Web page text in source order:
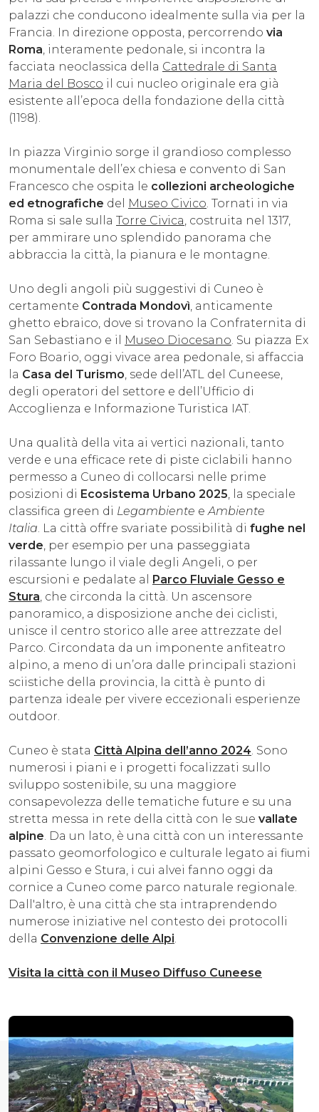
palazzi che conducono idealmente sulla via per la
Francia. In direzione opposta, percorrendo via
Roma, interamente pedonale, si incontra la
facciata neoclassica della Cattedrale di Santa
Maria del Bosco il cui nucleo originale era già
esistente all’epoca della fondazione della città
(1198).
In piazza Virginio sorge il grandioso complesso
monumentale dell’ex chiesa e convento di San
Francesco che ospita le collezioni archeologiche
ed etnografiche del Museo Civico. Tornati in via
Roma si sale sulla Torre Civica, costruita nel 1317,
per ammirare uno splendido panorama che
abbraccia la città, la pianura e le montagne.
Uno degli angoli più suggestivi di Cuneo è
certamente Contrada Mondovì, anticamente
ghetto ebraico, dove si trovano la Confraternita di
San Sebastiano e il
Museo Diocesano. Su piazza Ex
Foro Boario, oggi vivace area pedonale, si affaccia
la Casa del Turismo, sede dell’ATL del Cuneese,
degli operatori del settore e dell’Ufficio di
Accoglienza e Informazione Turistica IAT.
Una qualità della vita ai vertici nazionali, tanto
verde e una efficace rete di piste ciclabili hanno
permesso a Cuneo di collocarsi nelle prime
posizioni di Ecosistema Urbano 2025, la speciale
classifica green di Legambiente eAmbiente
Italia. La città offre svariate possibilità di fughe nel
verde, per esempio per una passeggiata
rilassante lungo il viale degli Angeli, o per
escursioni e pedalate al
Parco Fluviale Gesso e
Stura, che circonda la città. Un ascensore
panoramico, a disposizione anche dei ciclisti,
unisce il centro storico alle aree attrezzate del
Parco. Circondata da un imponente anfiteatro
alpino, a meno di un’ora dalle principali stazioni
sciistiche della provincia, la città è punto di
partenza ideale per vivere eccezionali esperienze
outdoor.
Cuneo è stata Città Alpina dell’anno 2024. Sono
numerosi i piani e i progetti focalizzati sullo
sviluppo sostenibile, su una maggiore
consapevolezza delle tematiche future e su una
stretta messa in rete della città con le sue vallate
alpine. Da un lato, è una città con un interessante
passato geomorfologico e culturale legato ai fiumi
alpini Gesso e Stura, i cui alvei fanno oggi da
cornice a Cuneo come parco naturale regionale.
Dall'altro, è una città che sta intraprendendo
numerose iniziative nel contesto dei protocolli
della Convenzione delle Alpi.
Visita la città con il Museo Diffuso Cuneese